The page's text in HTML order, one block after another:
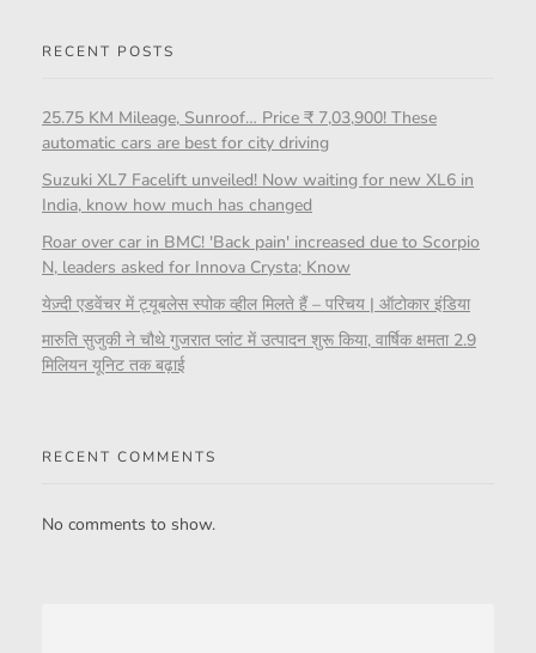
RECENT POSTS
25.75 KM Mileage, Sunroof… Price ₹ 7,03,900! These
automatic cars are best for city driving
Suzuki XL7 Facelift unveiled! Now waiting for new XL6 in
India, know how much has changed
Roar over car in BMC! 'Back pain' increased due to Scorpio
N, leaders asked for Innova Crysta; Know
येज़्दी एडवेंचर में ट्यूबलेस स्पोक व्हील मिलते हैं – परिचय | ऑटोकार इंडिया
मारुति सुजुकी ने चौथे गुजरात प्लांट में उत्पादन शुरू किया, वार्षिक क्षमता 2.9
मिलियन यूनिट तक बढ़ाई
RECENT COMMENTS
No comments to show.